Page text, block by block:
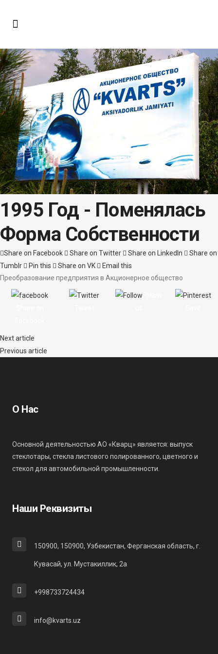
1995 Год - Поменялась
Форма Собственности
Share on Facebook Share on Twitter Share on LinkedIn
Share on
Tumblr
Pin this Share on VK
Email this
Преобразование предприятия в Акционерное общество
Next article
Previous article
О Нас
Основной деятельностью АО «Кварц» является: выпуск
стеклотары, стекла листового полированного, цветного и
стекол для автомобильной промышленности.
Наши Реквизиты
150900, 150900, Узбекистан, Ферганская область, г.
Кувасай, ул. Мустакиллик, 2а
+998733724434
info@kvarts.uz